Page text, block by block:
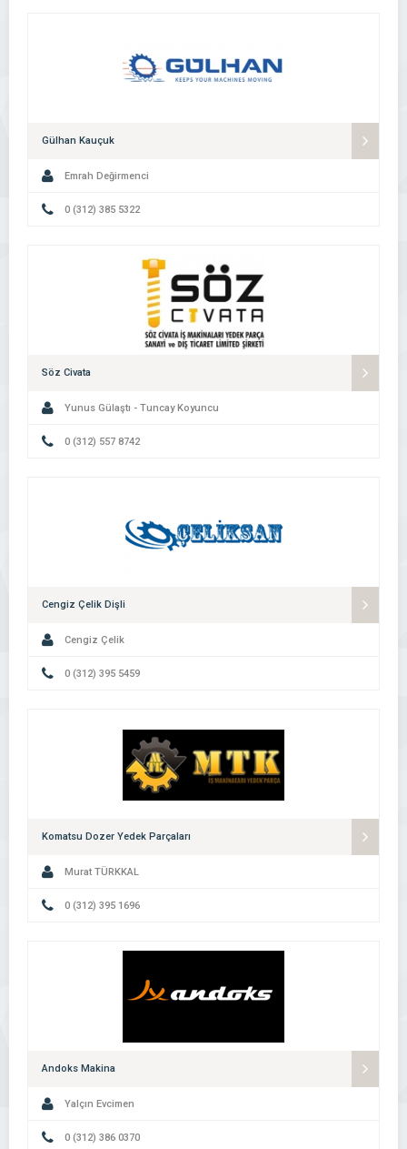
Gülhan Kauçuk
Emrah Değirmenci
0 (312) 385 5322
Söz Civata
Yunus Gülaştı - Tuncay Koyuncu
0 (312) 557 8742
Cengiz Çelik Dişli
Cengiz Çelik
0 (312) 395 5459
Komatsu Dozer Yedek Parçaları
Murat TÜRKKAL
0 (312) 395 1696
Andoks Makina
Yalçın Evcimen
0 (312) 386 0370